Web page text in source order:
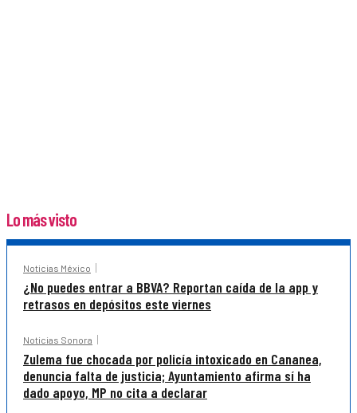
Lo más visto
Noticias México
¿No puedes entrar a BBVA? Reportan caída de la app y
retrasos en depósitos este viernes
Noticias Sonora
Zulema fue chocada por policía intoxicado en Cananea,
denuncia falta de justicia; Ayuntamiento afirma sí ha
dado apoyo, MP no cita a declarar